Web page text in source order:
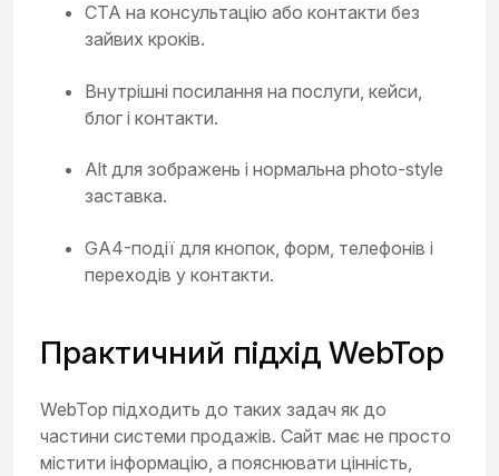
CTA на консультацію або контакти без
зайвих кроків.
Внутрішні посилання на послуги, кейси,
блог і контакти.
Alt для зображень і нормальна photo-style
заставка.
GA4-події для кнопок, форм, телефонів і
переходів у контакти.
Практичний підхід WebTop
WebTop підходить до таких задач як до
частини системи продажів. Сайт має не просто
містити інформацію, а пояснювати цінність,